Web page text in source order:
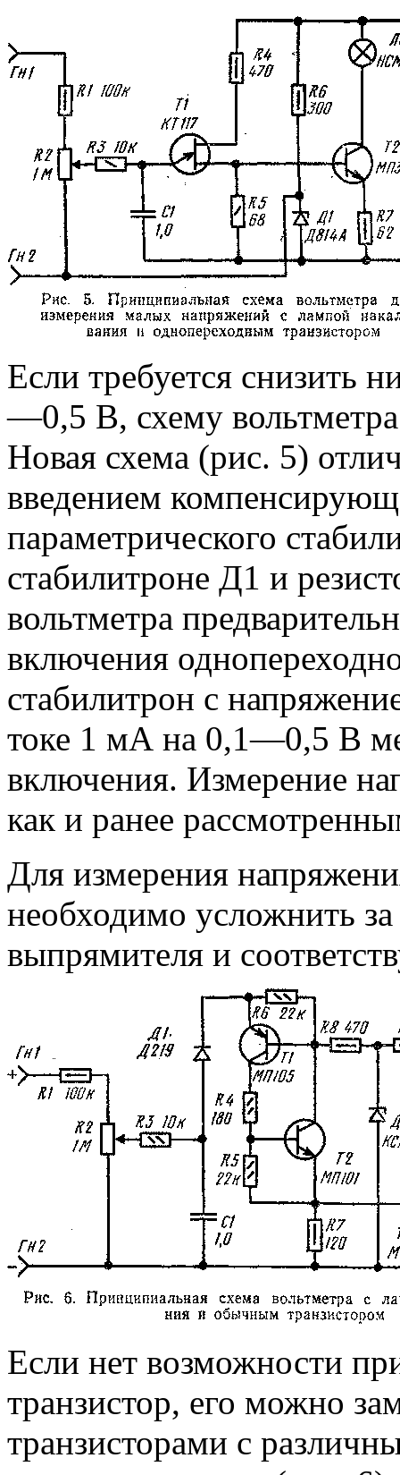
Если требуется снизить
—0,5 В, схему вольтметра
Новая схема (рис. 5)
введением
параметрического
стабилитроне Д1 и
вольтметра
включения
стабилитрон с
токе 1 мА на 0,1—0,5 В
включения. Измерение
как и ранее
Для измерения
необходимо усложнить
выпрямителя и
Если нет возможности
транзистор, его можно
транзисторами с